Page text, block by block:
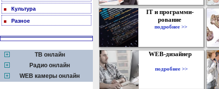
Культура
Разное
ТВ онлайн
Радио онлайн
WEB камеры онлайн
IT и программи-
рование
подробнее >>
WEB-дизайнер
подробнее >>